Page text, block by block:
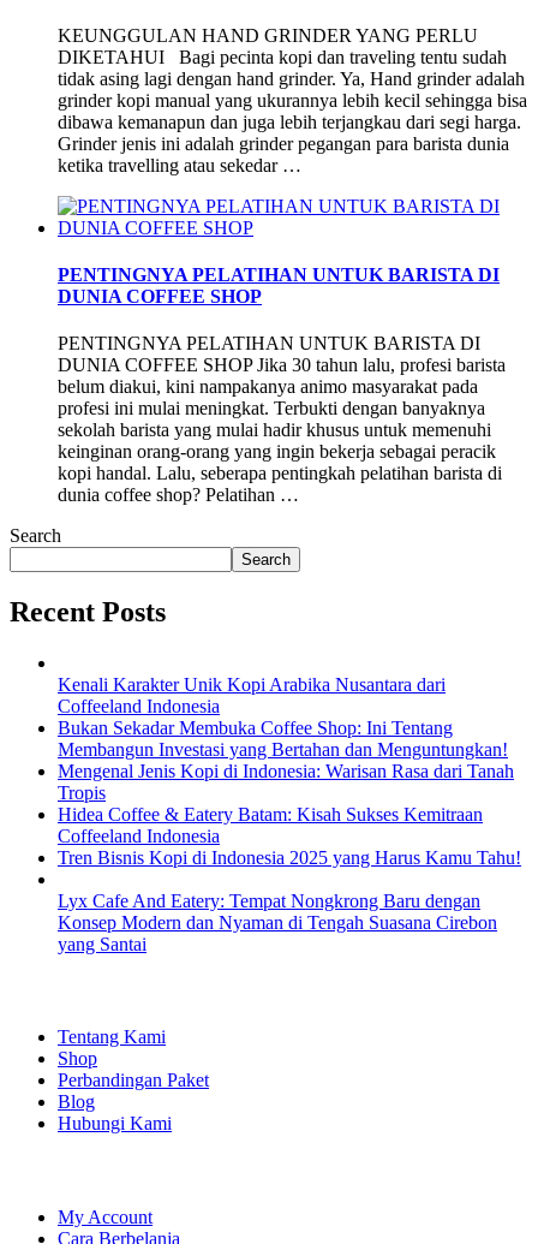
KEUNGGULAN HAND GRINDER YANG PERLU
DIKETAHUI Bagi pecinta kopi dan traveling tentu sudah
tidak asing lagi dengan hand grinder. Ya, Hand grinder adalah
grinder kopi manual yang ukurannya lebih kecil sehingga bisa
dibawa kemanapun dan juga lebih terjangkau dari segi harga.
Grinder jenis ini adalah grinder pegangan para barista dunia
ketika travelling atau sekedar …
PENTINGNYA PELATIHAN UNTUK BARISTA DI
DUNIA COFFEE SHOP
PENTINGNYA PELATIHAN UNTUK BARISTA DI
DUNIA COFFEE SHOP Jika 30 tahun lalu, profesi barista
belum diakui, kini nampakanya animo masyarakat pada
profesi ini mulai meningkat. Terbukti dengan banyaknya
sekolah barista yang mulai hadir khusus untuk memenuhi
keinginan orang-orang yang ingin bekerja sebagai peracik
kopi handal. Lalu, seberapa pentingkah pelatihan barista di
dunia coffee shop? Pelatihan …
Search
Search
Recent Posts
Kenali Karakter Unik Kopi Arabika Nusantara dari
Coffeeland Indonesia
Bukan Sekadar Membuka Coffee Shop: Ini Tentang
Membangun Investasi yang Bertahan dan Menguntungkan!
Mengenal Jenis Kopi di Indonesia: Warisan Rasa dari Tanah
Tropis
Hidea Coffee & Eatery Batam: Kisah Sukses Kemitraan
Coffeeland Indonesia
Tren Bisnis Kopi di Indonesia 2025 yang Harus Kamu Tahu!
Lyx Cafe And Eatery: Tempat Nongkrong Baru dengan
Konsep Modern dan Nyaman di Tengah Suasana Cirebon
yang Santai
Tentang Kami
Shop
Perbandingan Paket
Blog
Hubungi Kami
My Account
Cara Berbelanja